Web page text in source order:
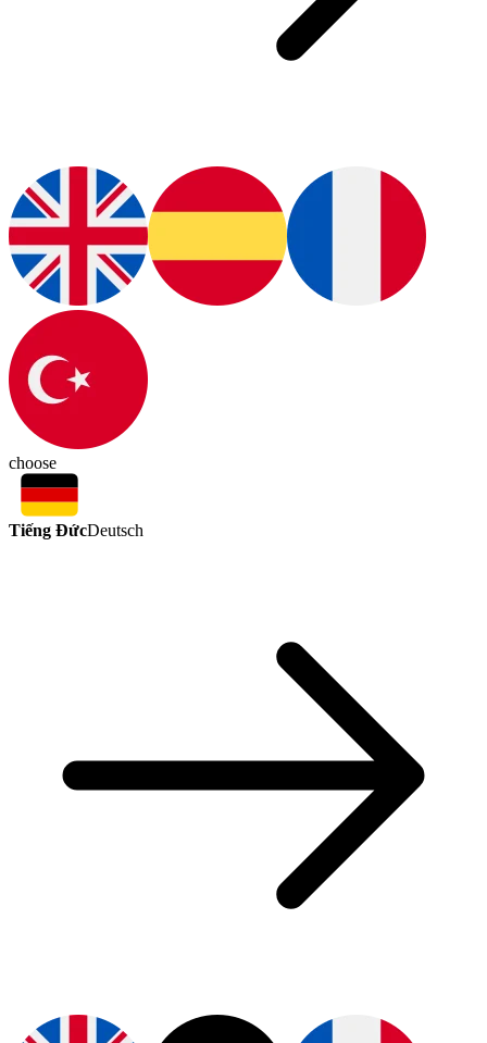
choose
Tiếng ĐứcDeutsch